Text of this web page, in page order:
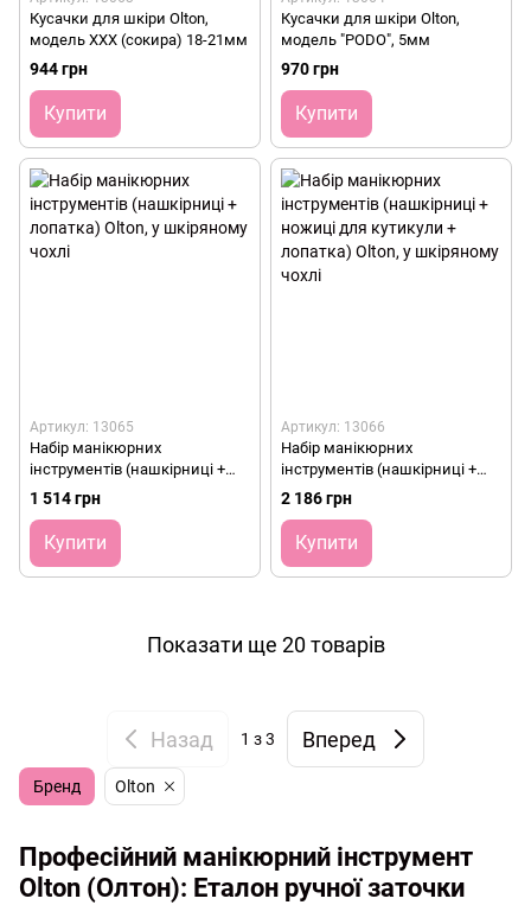
Кусачки для шкіри Olton,
модель XXX (сокира) 18-21мм
944 грн
Купити
Кусачки для шкіри Olton,
модель "PODO", 5мм
970 грн
Купити
Артикул: 13065
Набір манікюрних
інструментів (нашкірниці +
лопатка) Olton, у шкіряному
1 514 грн
Купити
Артикул: 13066
Набір манікюрних
інструментів (нашкірниці +
ножиці для кутикули +
лопатка) Olton, у шкіряному
чохлі
2 186 грн
Купити
Показати ще 20 товарів
Назад 1 з 3 Вперед
Професійний манікюрний інструмент
Olton (Олтон): Еталон ручної заточки
Бренд Olton